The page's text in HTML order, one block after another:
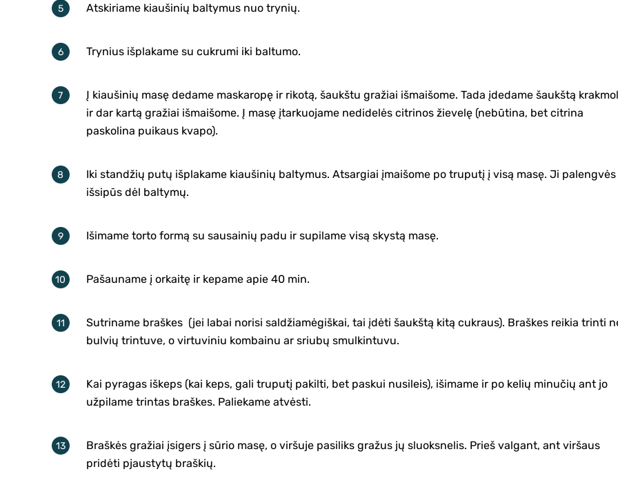
Atskiriame kiaušinių baltymus nuo trynių.
Trynius išplakame su cukrumi iki baltumo.
Į kiaušinių masę dedame maskaropę ir rikotą, šaukštu gražiai išmaišome. Tada įdedame šaukštą
ir dar kartą gražiai išmaišome. Į masę įtarkuojame nedidelės citrinos žievelę (nebūtina, bet citrina
paskolina puikaus kvapo).
Iki standžių putų išplakame kiaušinių baltymus. Atsargiai įmaišome po truputį į visą masę. Ji
išsipūs dėl baltymų.
Išimame torto formą su sausainių padu ir supilame visą skystą masę.
Pašauname į orkaitę ir kepame apie 40 min.
Sutriname braškes (jei labai norisi saldžiamėgiškai, tai įdėti šaukštą kitą cukraus). Braškes reikia trinti
bulvių trintuve, o virtuviniu kombainu ar sriubų smulkintuvu.
Kai pyragas iškeps (kai keps, gali truputį pakilti, bet paskui nusileis), išimame ir po kelių minučių ant jo
užpilame trintas braškes. Paliekame atvėsti.
Braškės gražiai įsigers į sūrio masę, o viršuje pasiliks gražus jų sluoksnelis. Prieš valgant, ant viršaus
pridėti pjaustytų braškių.